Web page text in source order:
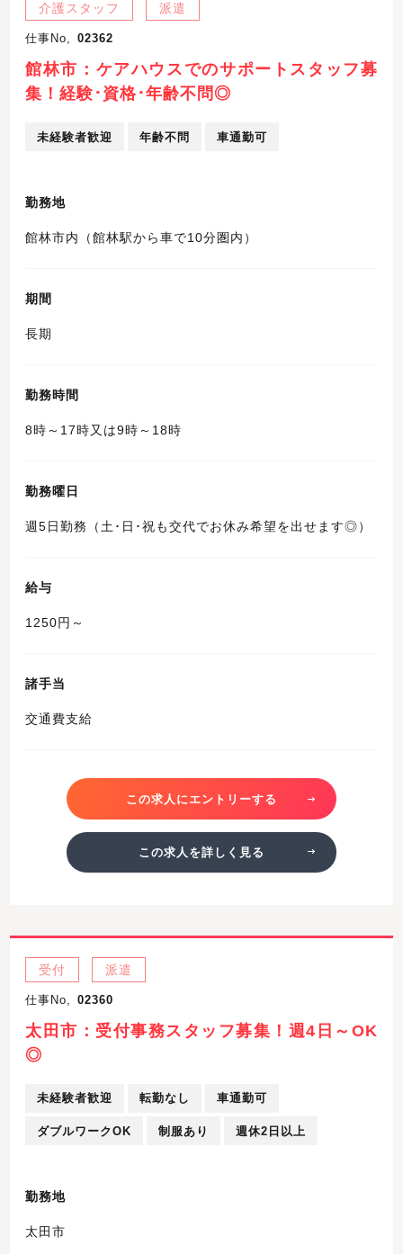
介護スタッフ 派遣
仕事No, 02362
館林市：ケアハウスでのサポートスタッフ募
集！経験･資格･年齢不問◎
未経験者歓迎 年齢不問 車通勤可
勤務地
館林市内（館林駅から車で10分圏内）
期間
長期
勤務時間
8時～17時又は9時～18時
勤務曜日
週5日勤務（土･日･祝も交代でお休み希望を出せます◎）
給与
1250円～
諸手当
交通費支給
この求人にエントリーする
この求人を詳しく見る
受付 派遣
仕事No, 02360
太田市：受付事務スタッフ募集！週4日～OK
◎
未経験者歓迎 転勤なし 車通勤可
ダブルワークOK 制服あり 週休2日以上
勤務地
太田市